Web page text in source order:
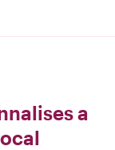
a